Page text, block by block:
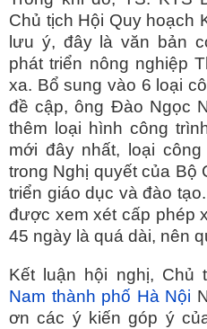
Chủ tịch Hội Quy hoạch
lưu ý, đây là văn bản
phát triển nông nghiệp
xa. Bổ sung vào 6 loại
đề cập, ông Đào Ngọc
thêm loại hình công
mới đây nhất, loại
trong Nghị quyết của Bộ
triển giáo dục và đào
được xem xét cấp phép
45 ngày là quá dài, nên
Kết luận hội nghị, Chủ
Nam thành phố Hà Nội
ơn các ý kiến góp ý